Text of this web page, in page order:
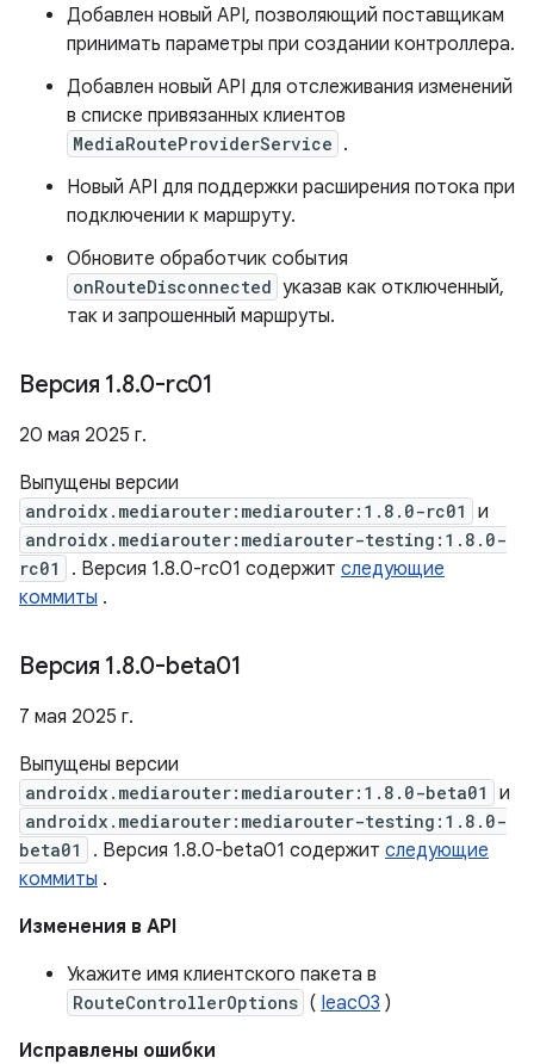
Добавлен новый API, позволяющий поставщикам
принимать параметры при создании контроллера.
Добавлен новый API для отслеживания изменений
в списке привязанных клиентов
MediaRouteProviderService .
Новый API для поддержки расширения потока при
подключении к маршруту.
Обновите обработчик события
onRouteDisconnected указав как отключенный,
так и запрошенный маршруты.
Версия 1.8.0-rc01
20 мая 2025 г.
Выпущены версии
androidx.mediarouter:mediarouter:1.8.0-rc01 и
androidx.mediarouter:mediarouter-testing:1.8.0-
rc01
. Версия 1.8.0-rc01 содержит следующие
коммиты .
Версия 1.8.0-beta01
7 мая 2025 г.
Выпущены версии
androidx.mediarouter:mediarouter:1.8.0-beta01 и
androidx.mediarouter:mediarouter-testing:1.8.0-
beta01
. Версия 1.8.0-beta01 содержит следующие
коммиты .
Изменения в API
Укажите имя клиентского пакета в
RouteControllerOptions ( Ieac03 )
Исправлены ошибки